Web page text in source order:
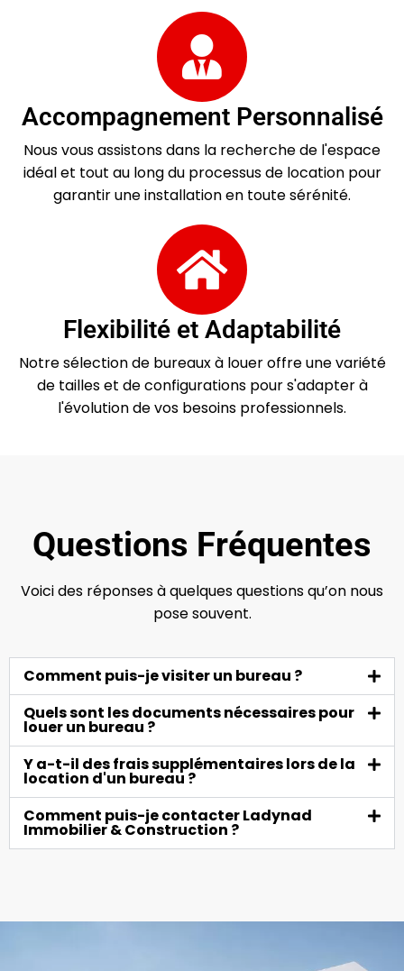
Accompagnement Personnalisé
Nous vous assistons dans la recherche de l'espace
idéal et tout au long du processus de location pour
garantir une installation en toute sérénité.
Flexibilité et Adaptabilité
Notre sélection de bureaux à louer offre une variété
de tailles et de configurations pour s'adapter à
l'évolution de vos besoins professionnels.
Questions Fréquentes
Voici des réponses à quelques questions qu’on nous
pose souvent.
Comment puis-je visiter un bureau ?
Quels sont les documents nécessaires pour
louer un bureau ?
Y a-t-il des frais supplémentaires lors de la
location d'un bureau ?
Comment puis-je contacter Ladynad
Immobilier & Construction ?